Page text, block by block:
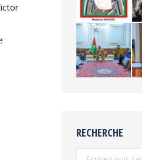
RECHERCHE
Recherche